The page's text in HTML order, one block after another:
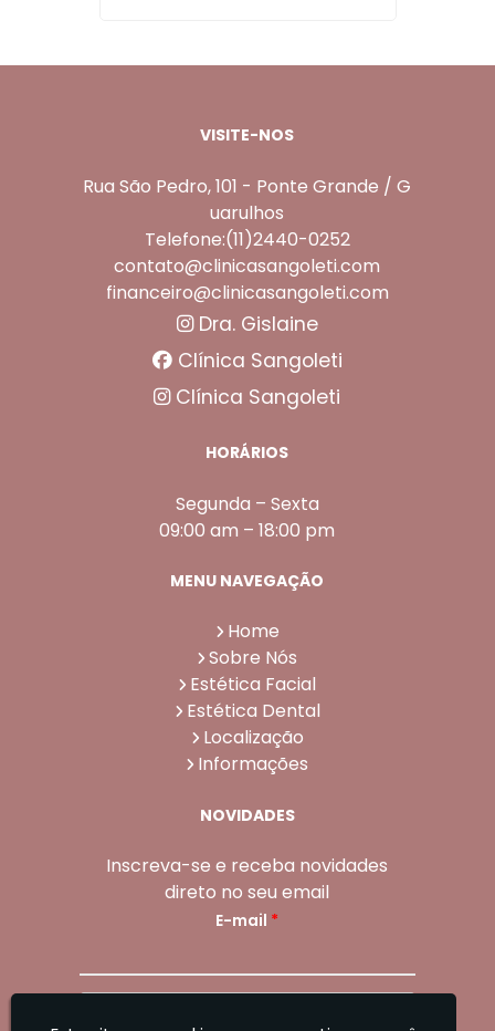
VISITE-NOS
Rua São Pedro, 101 - Ponte Grande / G
uarulhos
Telefone:(11)2440-0252
contato@clinicasangoleti.com
financeiro@clinicasangoleti.com
Dra. Gislaine
Clínica Sangoleti
Clínica Sangoleti
HORÁRIOS
Segunda – Sexta
09:00 am – 18:00 pm
MENU NAVEGAÇÃO
Home
Sobre Nós
Estética Facial
Estética Dental
Localização
Informações
NOVIDADES
Inscreva-se e receba novidades
direto no seu email
E-mail *